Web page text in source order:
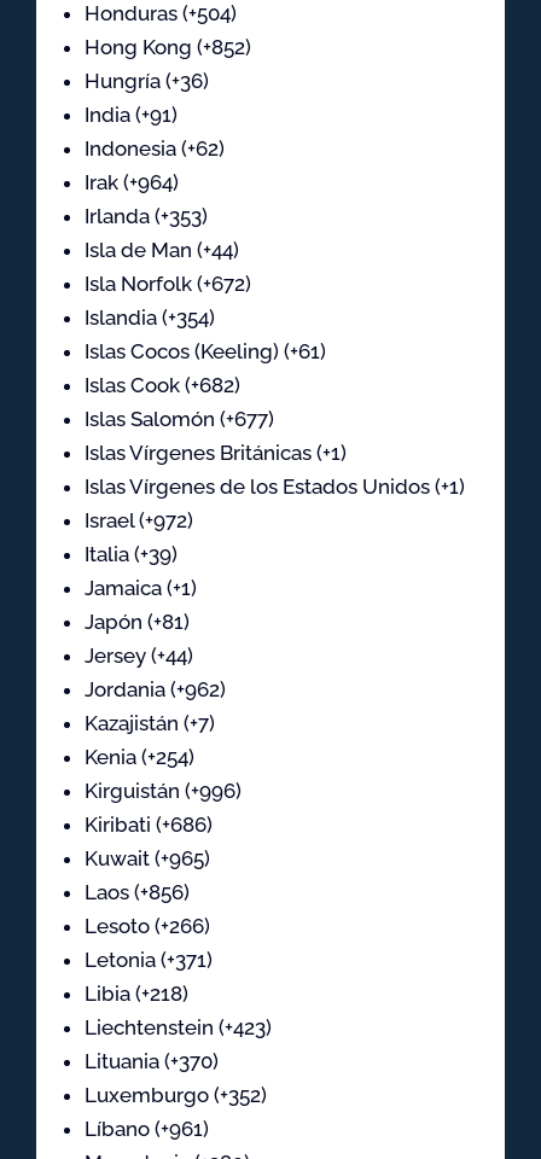
Honduras (+504)
Hong Kong (+852)
Hungría (+36)
India (+91)
Indonesia (+62)
Irak (+964)
Irlanda (+353)
Isla de Man (+44)
Isla Norfolk (+672)
Islandia (+354)
Islas Cocos (Keeling) (+61)
Islas Cook (+682)
Islas Salomón (+677)
Islas Vírgenes Británicas (+1)
Islas Vírgenes de los Estados Unidos (+1)
Israel (+972)
Italia (+39)
Jamaica (+1)
Japón (+81)
Jersey (+44)
Jordania (+962)
Kazajistán (+7)
Kenia (+254)
Kirguistán (+996)
Kiribati (+686)
Kuwait (+965)
Laos (+856)
Lesoto (+266)
Letonia (+371)
Libia (+218)
Liechtenstein (+423)
Lituania (+370)
Luxemburgo (+352)
Líbano (+961)